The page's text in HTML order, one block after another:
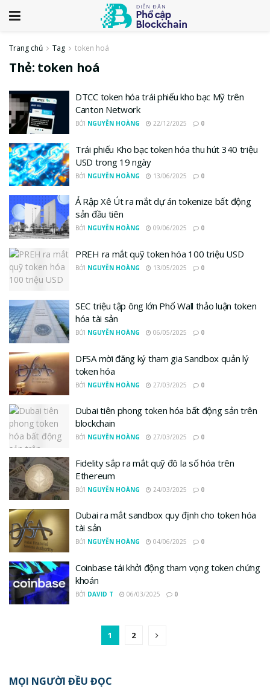
Trang chủ Tag token hoá
Thẻ: token hoá
DTCC token hóa trái phiếu kho bạc Mỹ trên
Canton Network
BỞI NGUYỄN HOÀNG 22/12/2025 0
Trái phiếu Kho bạc token hóa thu hút 340 triệu
USD trong 19 ngày
BỞI NGUYỄN HOÀNG 13/06/2025 0
Ả Rập Xê Út ra mắt dự án tokenize bất động
sản đầu tiên
BỞI NGUYỄN HOÀNG 09/06/2025 0
PREH ra mắt quỹ token hóa 100 triệu USD
BỞI NGUYỄN HOÀNG 13/05/2025 0
SEC triệu tập ông lớn Phố Wall thảo luận token
hóa tài sản
BỞI NGUYỄN HOÀNG 06/05/2025 0
DFSA mời đăng ký tham gia Sandbox quản lý
token hóa
BỞI NGUYỄN HOÀNG 27/03/2025 0
Dubai tiên phong token hóa bất động sản trên
blockchain
BỞI NGUYỄN HOÀNG 27/03/2025 0
Fidelity sắp ra mắt quỹ đô la số hóa trên
Ethereum
BỞI NGUYỄN HOÀNG 24/03/2025 0
Dubai ra mắt sandbox quy định cho token hóa
tài sản
BỞI NGUYỄN HOÀNG 04/06/2025 0
Coinbase tái khởi động tham vọng token chứng
khoán
BỞI DAVID T 06/03/2025 0
1 2
MỌI NGƯỜI ĐỀU ĐỌC